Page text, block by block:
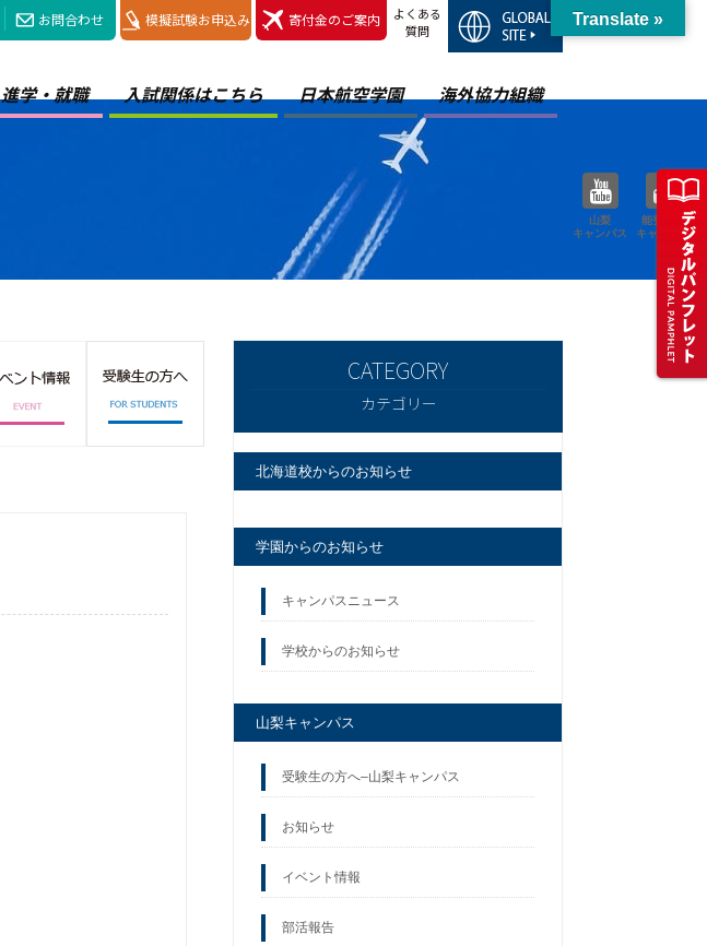
お問合わせ 模擬試験お申込み 寄付金のご案内
よくある
質問
進学・就職 入試関係はこちら 日本航空学園 海外協力組織
山梨
キャンパス
能登空港
キャンパス
カテゴリー
北海道校からのお知らせ
学園からのお知らせ
キャンパスニュース
学校からのお知らせ
山梨キャンパス
受験生の方へ–山梨キャンパス
お知らせ
イベント情報
部活報告
Translate »